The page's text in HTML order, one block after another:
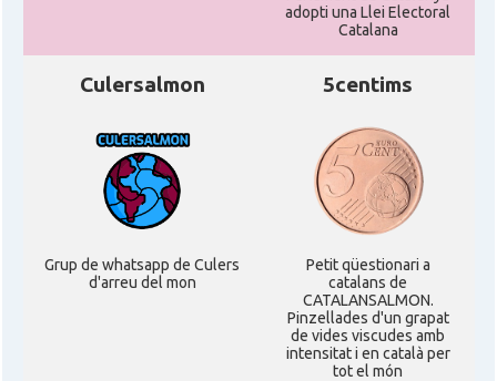
adopti una Llei Electoral
Catalana
Culersalmon
Grup de whatsapp de Culers
d'arreu del mon
5centims
Petit qüestionari a
catalans de
CATALANSALMON.
Pinzellades d'un grapat
de vides viscudes amb
intensitat i en català per
tot el món